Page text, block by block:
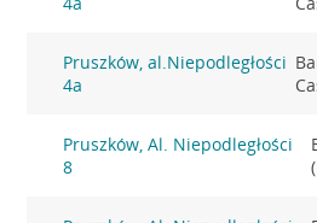
Pruszków, al.Niepodległości
4a
Pruszków, Al. Niepodległości
8